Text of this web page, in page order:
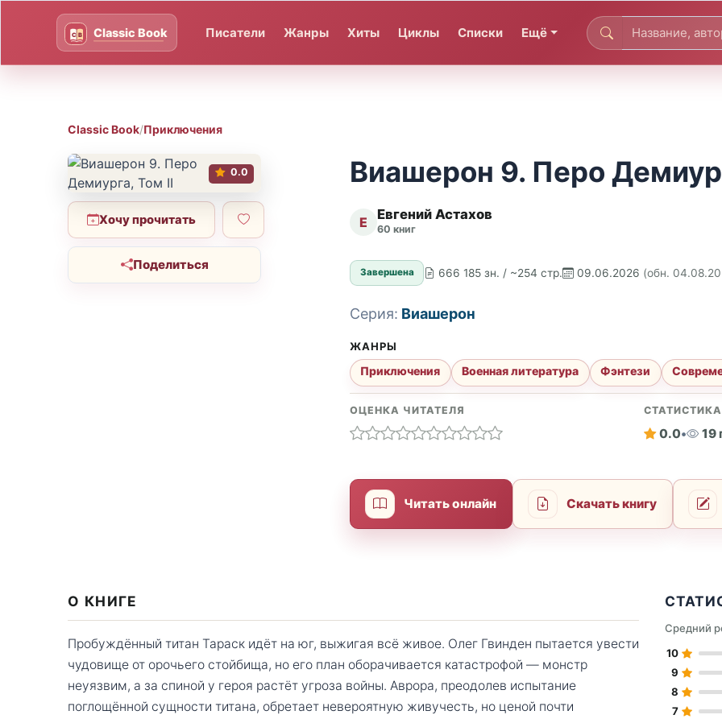
Писатели Жанры Хиты Циклы Списки Ещё
Classic Book/Приключения
0.0
Хочу прочитать
Поделиться
Виашерон 9. Перо
Е Евгений Астахов
60 книг
Завершена 666 185 зн. / ~254 стр. 09.06.2026 (обн.
Серия: Виашерон
ЖАНРЫ
Приключения Военная литература Фэнтези
ОЦЕНКА ЧИТАТЕЛЯ СТАТИСТИКА
0.0• 19
Читать онлайн Скачать книгу
О КНИГЕ
Пробуждённый титан Тараск идёт на юг, выжигая всё живое. Олег Гвинден пытается увести
чудовище от орочьего стойбища, но его план оборачивается катастрофой — монстр
неуязвим, а за спиной у героя растёт угроза войны. Аврора, преодолев испытание
поглощённой сущности титана, обретает невероятную живучесть, но ценой почти
Средний
10
9
8
7